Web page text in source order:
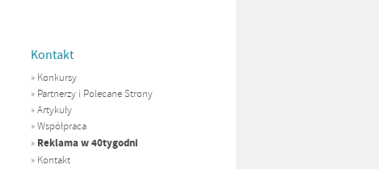
Kontakt
» Konkursy
» Partnerzy i Polecane Strony
»Artykuły
»Współpraca
» Reklama w 40tygodni
» Kontakt